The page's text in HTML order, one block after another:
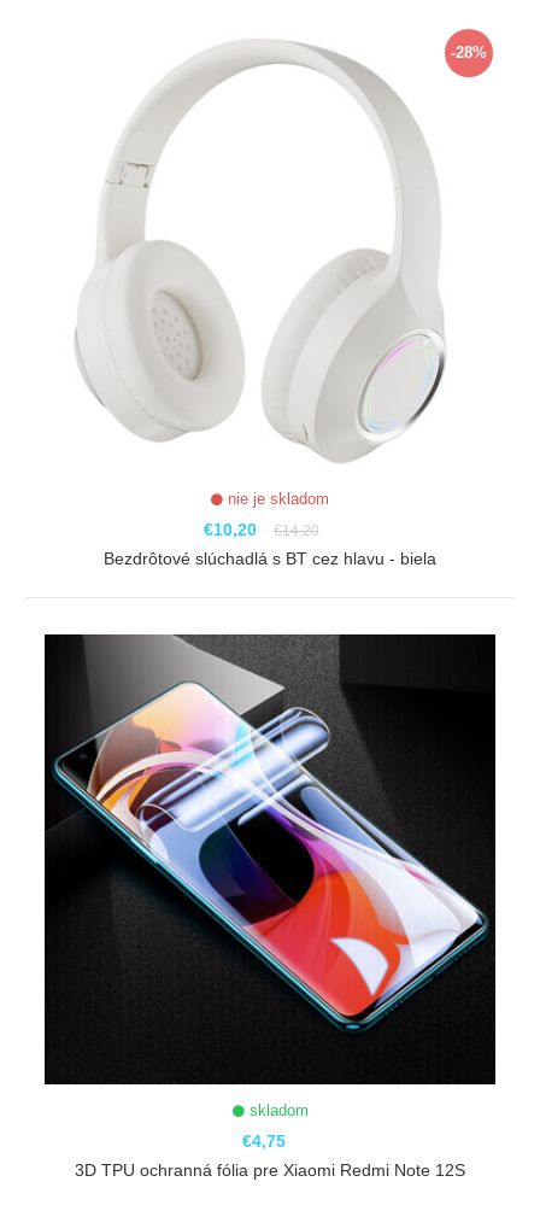
-28%
nie je skladom
€10,20 €14,20
ZOBRAZIŤ
Bezdrôtové slúchadlá s BT cez hlavu - biela
skladom
€4,75
3D TPU ochranná fólia pre Xiaomi Redmi Note 12S